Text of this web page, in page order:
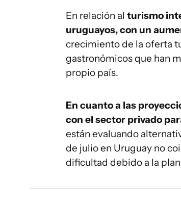
En relación al turismo
uruguayos, con un
crecimiento de la oferta
gastronómicos que han
propio país.
En cuanto a las
con el sector privado
están evaluando
de julio en Uruguay no
dificultad debido a la